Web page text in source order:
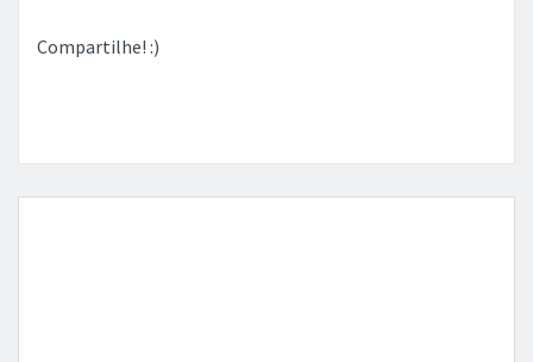
Compartilhe! :)